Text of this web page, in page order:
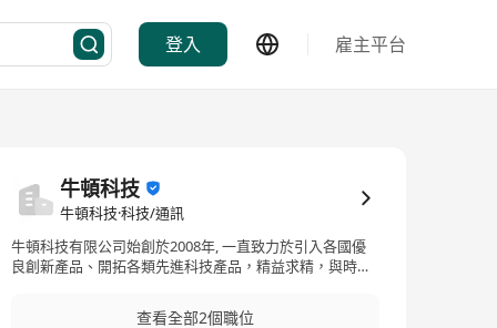
登入 雇主平台
牛頓科技
牛頓科技·科技/通訊
牛頓科技有限公司始創於2008年, 一直致力於引入各國優
良創新產品、開拓各類先進科技產品，精益求精，與時俱
戶提升工作效率及產品增值。公司網站：www.apis.hk 及
查看全部2個職位